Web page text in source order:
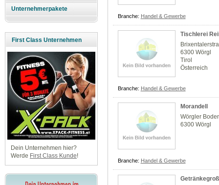
Unternehmerpakete
First Class Unternehmen
Dein Unternehmen hier?
Werde First Class Kunde!
Branche: Handel & Gewerbe
Tischlerei
6300 Wörgl
Tirol
Österreich
Branche: Handel & Gewerbe
Morandell
Wörgler
6300 Wörgl
Branche: Handel & Gewerbe